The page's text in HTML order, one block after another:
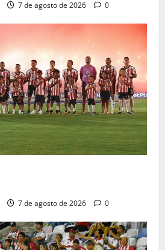
7 de agosto de 2026 0
7 de agosto de 2026 0